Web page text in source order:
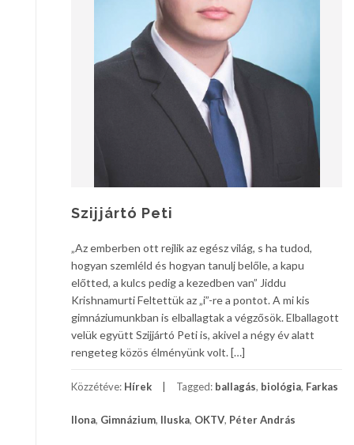
Szijjártó Peti
„Az emberben ott rejlik az egész világ, s ha tudod,
hogyan szemléld és hogyan tanulj belőle, a kapu
előtted, a kulcs pedig a kezedben van” Jiddu
Krishnamurti Feltettük az „i”-re a pontot. A mi kis
gimnáziumunkban is elballagtak a végzősök. Elballagott
velük együtt Szijjártó Peti is, akivel a négy év alatt
rengeteg közös élményünk volt. […]
Közzétéve: Hírek Tagged: ballagás, biológia, Farkas
Ilona, Gimnázium, Iluska, OKTV, Péter András